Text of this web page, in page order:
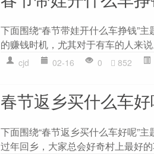
下面围绕“春节带娃开什么车挣钱”
的赚钱时机，尤其对于有车的人来
cjd 02-16 0 852
春节返乡买什么车
下面围绕“春节返乡买什么车好呢”
过年回乡，大家总会好奇村上最好